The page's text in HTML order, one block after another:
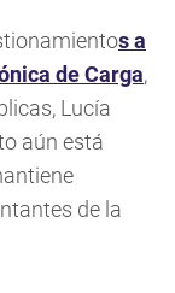
s a
de Carga,
Lucía
aún está
de la